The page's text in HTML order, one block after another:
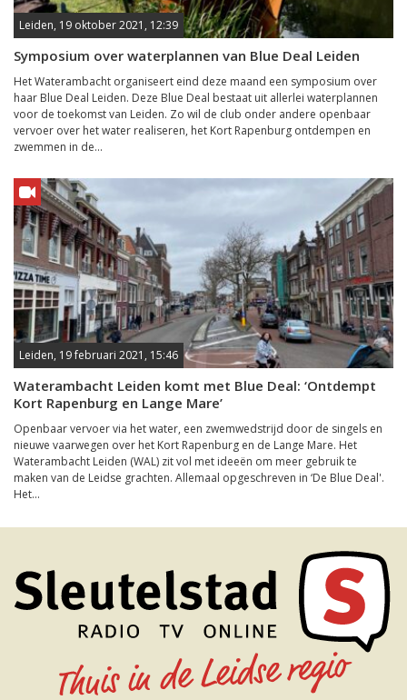
Leiden, 19 oktober 2021, 12:39
Symposium over waterplannen van Blue Deal Leiden
Het Waterambacht organiseert eind deze maand een symposium over
haar Blue Deal Leiden. Deze Blue Deal bestaat uit allerlei waterplannen
voor de toekomst van Leiden. Zo wil de club onder andere openbaar
vervoer over het water realiseren, het Kort Rapenburg ontdempen en
zwemmen in de...
Leiden, 19 februari 2021, 15:46
Waterambacht Leiden komt met Blue Deal: ‘Ontdempt
Kort Rapenburg en Lange Mare’
Openbaar vervoer via het water, een zwemwedstrijd door de singels en
nieuwe vaarwegen over het Kort Rapenburg en de Lange Mare. Het
Waterambacht Leiden (WAL) zit vol met ideeën om meer gebruik te
maken van de Leidse grachten. Allemaal opgeschreven in ‘De Blue Deal'.
Het...